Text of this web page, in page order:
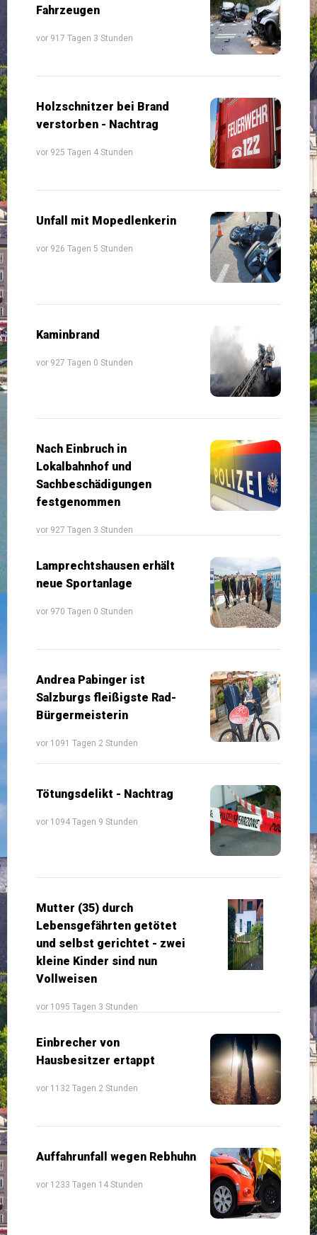
Fahrzeugen
vor 917 Tagen 3 Stunden
Holzschnitzer bei Brand
verstorben - Nachtrag
vor 925 Tagen 4 Stunden
Unfall mit Mopedlenkerin
vor 926 Tagen 5 Stunden
Kaminbrand
vor 927 Tagen 0 Stunden
Nach Einbruch in
Lokalbahnhof und
Sachbeschädigungen
festgenommen
vor 927 Tagen 3 Stunden
Lamprechtshausen erhält
neue Sportanlage
vor 970 Tagen 0 Stunden
Andrea Pabinger ist
Salzburgs fleißigste Rad-
Bürgermeisterin
vor 1091 Tagen 2 Stunden
Tötungsdelikt - Nachtrag
vor 1094 Tagen 9 Stunden
Mutter (35) durch
Lebensgefährten getötet
und selbst gerichtet - zwei
kleine Kinder sind nun
Vollweisen
vor 1095 Tagen 3 Stunden
Einbrecher von
Hausbesitzer ertappt
vor 1132 Tagen 2 Stunden
Auffahrunfall wegen Rebhuhn
vor 1233 Tagen 14 Stunden